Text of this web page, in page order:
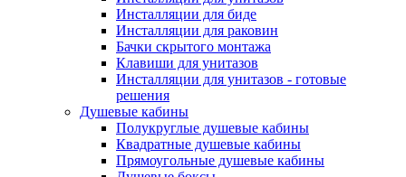
Инсталляции для биде
Инсталляции для раковин
Бачки скрытого монтажа
Клавиши для унитазов
Инсталляции для унитазов - готовые
решения
Душевые кабины
Полукруглые душевые кабины
Квадратные душевые кабины
Прямоугольные душевые кабины